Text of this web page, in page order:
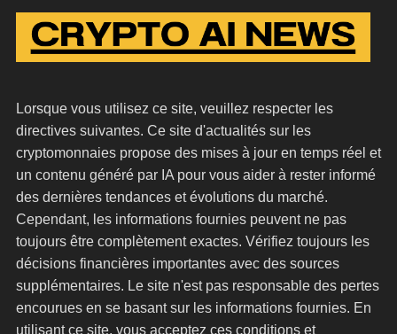
Lorsque vous utilisez ce site, veuillez respecter les
directives suivantes. Ce site d'actualités sur les
cryptomonnaies propose des mises à jour en temps réel et
un contenu généré par IA pour vous aider à rester informé
des dernières tendances et évolutions du marché.
Cependant, les informations fournies peuvent ne pas
toujours être complètement exactes. Vérifiez toujours les
décisions financières importantes avec des sources
supplémentaires. Le site n'est pas responsable des pertes
encourues en se basant sur les informations fournies. En
utilisant ce site, vous acceptez ces conditions et